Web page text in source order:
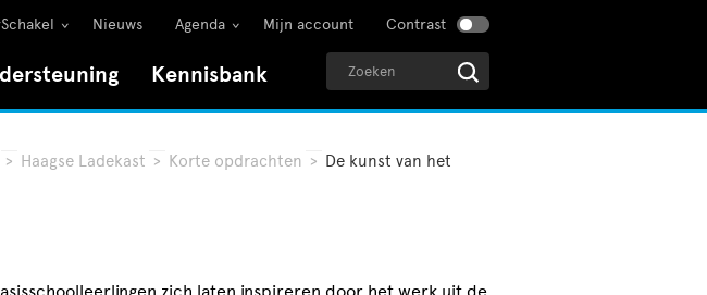
Nieuws Agenda Mijn account Contrast
Kennisbank
> Haagse Ladekast > Korte opdrachten > De kunst van het